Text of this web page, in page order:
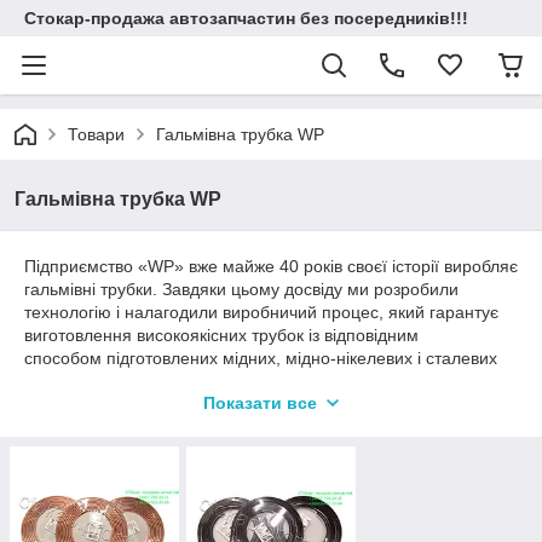
Стокар-продажа автозапчастин без посередників!!!
Товари Гальмівна трубка WP
Гальмівна трубка WP
Підприємство «WP» вже майже 40 років своєї історії виробляє
гальмівні трубки. Завдяки цьому досвіду ми розробили
технологію і налагодили виробничий процес, який гарантує
виготовлення високоякісних трубок із відповідним
способом підготовлених мідних, мідно-нікелевих і сталевих
нам постачають перевірені постачальники, з якими ми
надійність.
Залежно від вимог клієнтів трубки «WP» постачаються як
Показати все